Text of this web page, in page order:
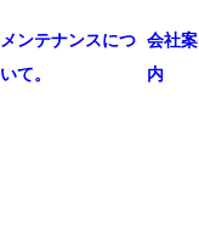
メンテナンスにつ
いて。
会社案
内